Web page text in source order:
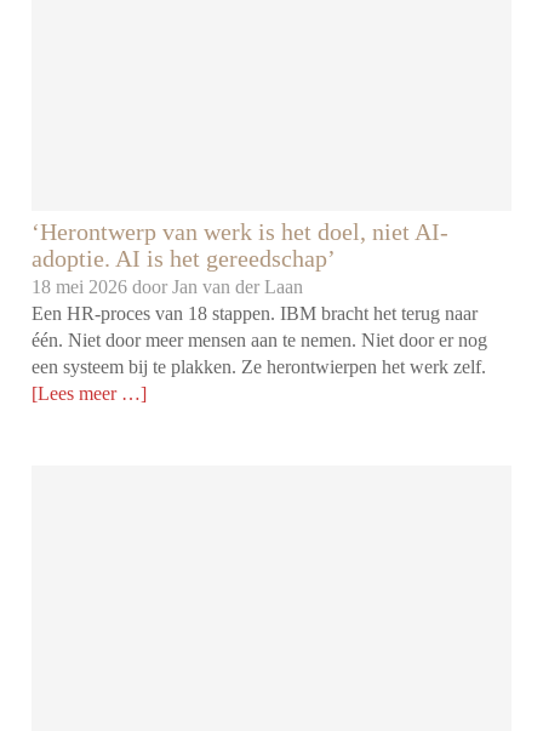
‘Herontwerp van werk is het doel, niet AI-
adoptie. AI is het gereedschap’
18 mei 2026 doorJan van der Laan
Een HR-proces van 18 stappen. IBM bracht het terug naar
één. Niet door meer mensen aan te nemen. Niet door er nog
een systeem bij te plakken. Ze herontwierpen het werk zelf.
[Lees meer …]